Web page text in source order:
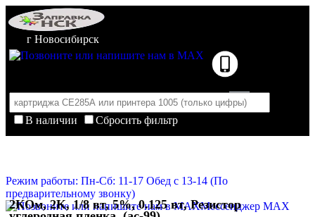
г Новосибирск
В наличии
Сбросить фильтр
Корзина пуста
Режим работы: Пн-Сб: 11-17 Обед с 13-14 (По
предварительному звонку)
Мессенджер MAX
2КОм, 2K, 1/8 вт, 5%, 0.125 вт, Резистор